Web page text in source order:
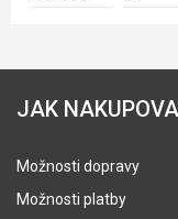
JAK
Možnosti dopravy
Možnosti platby